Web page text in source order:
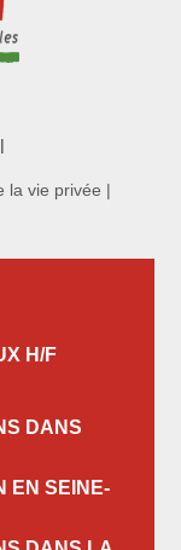
la vie privée |
H/F
DANS
EN SEINE-